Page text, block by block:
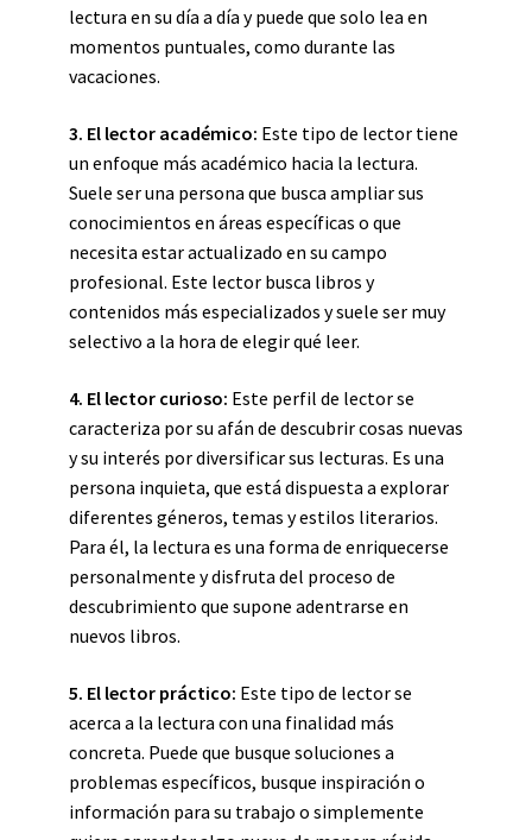
lectura en su día a día y puede que solo lea en
momentos puntuales, como durante las
vacaciones.
3. El lector académico: Este tipo de lector tiene
un enfoque más académico hacia la lectura.
Suele ser una persona que busca ampliar sus
conocimientos en áreas específicas o que
necesita estar actualizado en su campo
profesional. Este lector busca libros y
contenidos más especializados y suele ser muy
selectivo a la hora de elegir qué leer.
4. El lector curioso: Este perfil de lector se
caracteriza por su afán de descubrir cosas nuevas
y su interés por diversificar sus lecturas. Es una
persona inquieta, que está dispuesta a explorar
diferentes géneros, temas y estilos literarios.
Para él, la lectura es una forma de enriquecerse
personalmente y disfruta del proceso de
descubrimiento que supone adentrarse en
nuevos libros.
5. El lector práctico: Este tipo de lector se
acerca a la lectura con una finalidad más
concreta. Puede que busque soluciones a
problemas específicos, busque inspiración o
información para su trabajo o simplemente